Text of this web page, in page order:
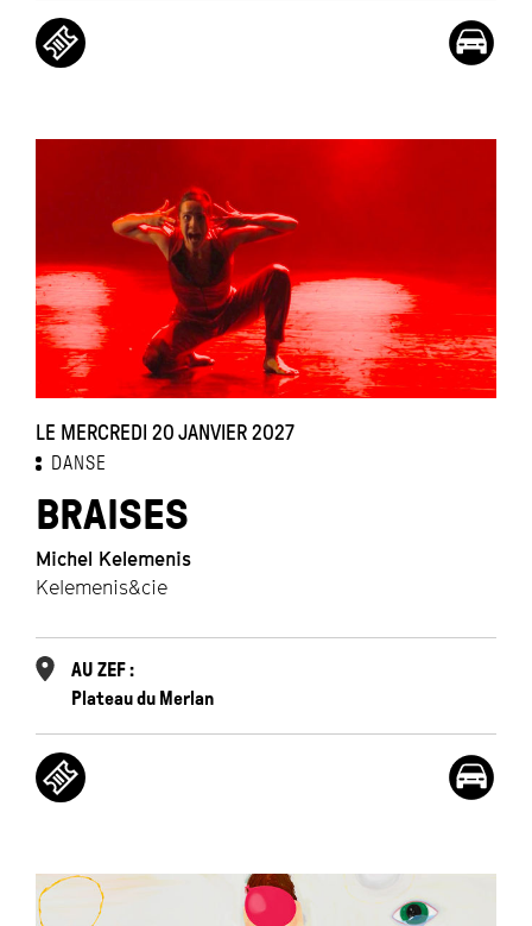
LE MERCREDI 20 JANVIER 2027
DANSE
BRAISES
Michel Kelemenis
Kelemenis&cie
AU ZEF :
Plateau du Merlan